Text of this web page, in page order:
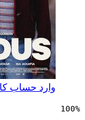
حساب کاربری خود